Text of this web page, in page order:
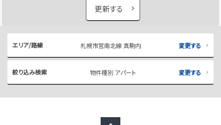
更新する
エリア/路線 札幌市営南北線 真駒内 変更する
絞り込み検索 物件種別 アパート 変更する